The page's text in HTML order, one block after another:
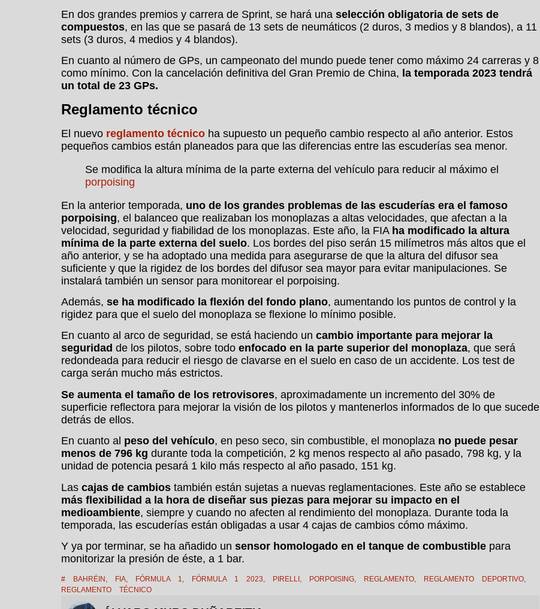
En dos grandes premios y carrera de Sprint, se hará una selección obligatoria de sets de
compuestos, en las que se pasará de 13 sets de neumáticos (2 duros, 3 medios y 8 blandos), a 11
sets (3 duros, 4 medios y 4 blandos).
En cuanto al número de GPs, un campeonato del mundo puede tener como máximo 24 carreras y 8
como mínimo. Con la cancelación definitiva del Gran Premio de China, la temporada 2023 tendrá
un total de 23 GPs.
Reglamento técnico
El nuevo reglamento técnico ha supuesto un pequeño cambio respecto al año anterior. Estos
pequeños cambios están planeados para que las diferencias entre las escuderías sea menor.
Se modifica la altura mínima de la parte externa del vehículo para reducir al máximo el
porpoising
En la anterior temporada, uno de los grandes problemas de las escuderías era el famoso
porpoising, el balanceo que realizaban los monoplazas a altas velocidades, que afectan a la
velocidad, seguridad y fiabilidad de los monoplazas. Este año, la FIA ha modificado la altura
mínima de la parte externa del suelo. Los bordes del piso serán 15 milímetros más altos que el
año anterior, y se ha adoptado una medida para asegurarse de que la altura del difusor sea
suficiente y que la rigidez de los bordes del difusor sea mayor para evitar manipulaciones. Se
instalará también un sensor para monitorear el porpoising.
Además, se ha modificado la flexión del fondo plano, aumentando los puntos de control y la
rigidez para que el suelo del monoplaza se flexione lo mínimo posible.
En cuanto al arco de seguridad, se está haciendo un cambio importante para mejorar la
seguridad de los pilotos, sobre todo enfocado en la parte superior del monoplaza, que será
redondeada para reducir el riesgo de clavarse en el suelo en caso de un accidente. Los test de
carga serán mucho más estrictos.
Se aumenta el tamaño de los retrovisores, aproximadamente un incremento del 30% de
superficie reflectora para mejorar la visión de los pilotos y mantenerlos informados de lo que sucede
detrás de ellos.
En cuanto al peso del vehículo, en peso seco, sin combustible, el monoplaza no puede pesar
menos de 796 kg durante toda la competición, 2 kg menos respecto al año pasado, 798 kg, y la
unidad de potencia pesará 1 kilo más respecto al año pasado, 151 kg.
Las cajas de cambios también están sujetas a nuevas reglamentaciones. Este año se establece
más flexibilidad a la hora de diseñar sus piezas para mejorar su impacto en el
medioambiente, siempre y cuando no afecten al rendimiento del monoplaza. Durante toda la
temporada, las escuderías están obligadas a usar 4 cajas de cambios cómo máximo.
Y ya por terminar, se ha añadido un sensor homologado en el tanque de combustible para
monitorizar la presión de éste, a 1 bar.
# BAHRÉIN , FIA, FÓRMULA 1, FÓRMULA 1 2023, PIRELLI , PORPOISING, REGLAMENTO, REGLAMENTO DEPORTIVO,
REGLAMENTO TÉCNICO